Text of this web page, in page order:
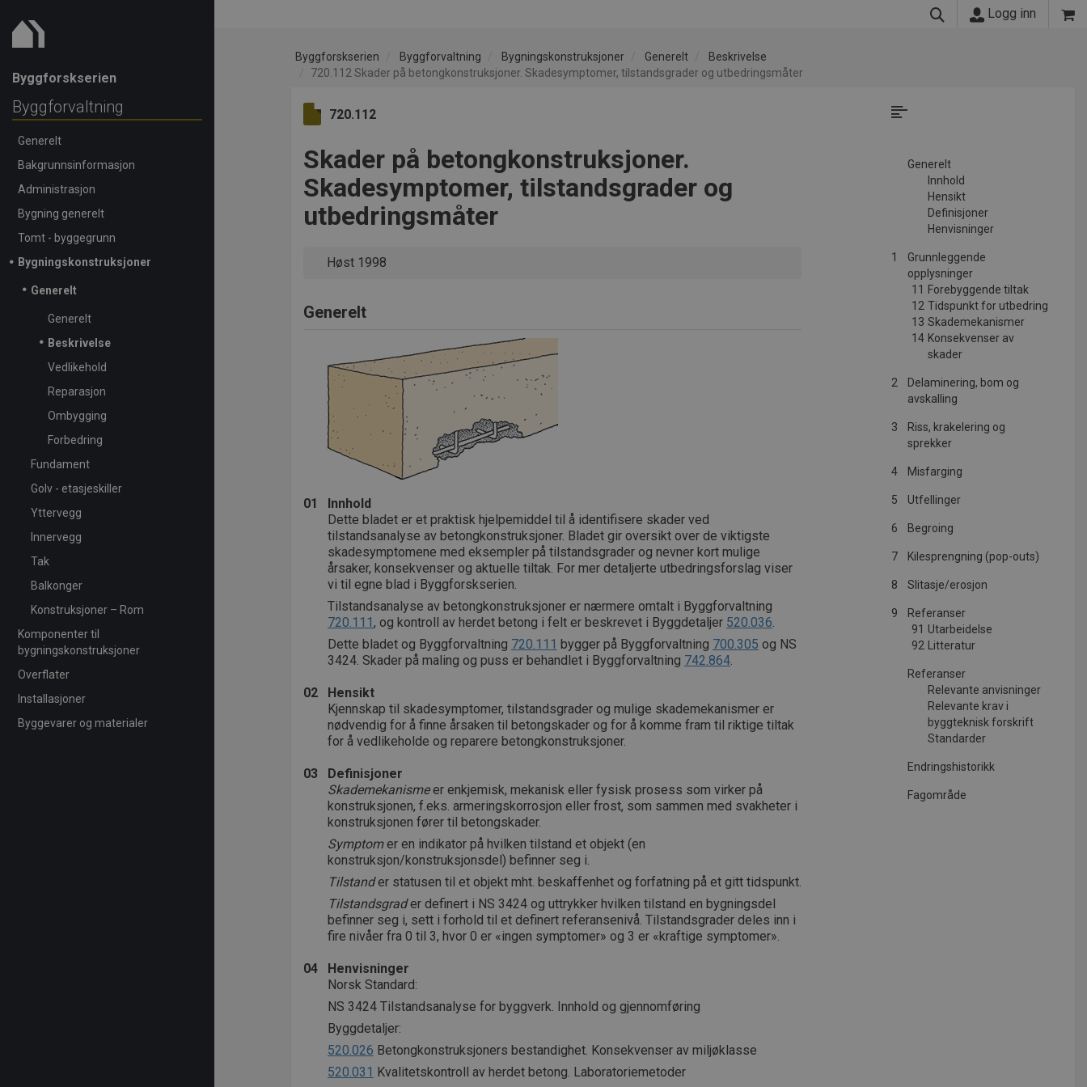
Byggforskserien
Byggforvaltning
Generelt
Bakgrunnsinformasjon
Administrasjon
Bygning generelt
Tomt - byggegrunn
Bygningskonstruksjoner
Generelt
Generelt
Beskrivelse
Vedlikehold
Reparasjon
Ombygging
Forbedring
Fundament
Golv - etasjeskiller
Yttervegg
Innervegg
Tak
Balkonger
Konstruksjoner – Rom
Komponenter til
bygningskonstruksjoner
Overflater
Installasjoner
Byggevarer og materialer
Logg inn
Byggforskserien Byggforvaltning Bygningskonstruksjoner Generelt
Beskrivelse
720.112 Skader på betongkonstruksjoner. Skadesymptomer, tilstandsgrader og utbedringsmåter
720.112
Skader på betongkonstruksjoner.
Skadesymptomer, tilstandsgrader og
utbedringsmåter
Høst 1998
Generelt
01
Innhold
Dette bladet er et praktisk hjelpemiddel til å identifisere skader ved
tilstandsanalyse av betongkonstruksjoner. Bladet gir oversikt over de viktigste
skadesymptomene med eksempler på tilstandsgrader og nevner kort mulige
årsaker, konsekvenser og aktuelle tiltak. For mer detaljerte utbedringsforslag viser
vi til egne blad i Byggforskserien.
Tilstandsanalyse av betongkonstruksjoner er nærmere omtalt i Byggforvaltning
720.111, og kontroll av herdet betong i felt er beskrevet i Byggdetaljer 520.036.
Dette bladet og Byggforvaltning 720.111 bygger på Byggforvaltning 700.305 og NS
3424. Skader på maling og puss er behandlet i Byggforvaltning 742.864.
02
Hensikt
Kjennskap til skadesymptomer, tilstandsgrader og mulige skademekanismer er
nødvendig for å finne årsaken til betongskader og for å komme fram til riktige tiltak
for å vedlikeholde og reparere betongkonstruksjoner.
03
Definisjoner
Skademekanismeer enkjemisk, mekanisk eller fysisk prosess som virker på
konstruksjonen, f.eks. armeringskorrosjon eller frost, som sammen med svakheter i
konstruksjonen fører til betongskader.
Symptomer en indikator på hvilken tilstand et objekt (en
konstruksjon/konstruksjonsdel) befinner seg i.
Tilstander statusen til et objekt mht. beskaffenhet og forfatning på et gitt tidspunkt.
Tilstandsgrader definert i NS 3424 og uttrykker hvilken tilstand en bygningsdel
befinner seg i, sett i forhold til et definert referansenivå. Tilstandsgrader deles inn i
fire nivåer fra 0 til 3, hvor 0 er «ingen symptomer» og 3 er «kraftige symptomer».
04
Henvisninger
Norsk Standard:
NS 3424 Tilstandsanalyse for byggverk. Innhold og gjennomføring
Byggdetaljer:
520.026 Betongkonstruksjoners bestandighet. Konsekvenser av miljøklasse
520.031 Kvalitetskontroll av herdet betong. Laboratoriemetoder
Generelt
Innhold
Hensikt
Definisjoner
Henvisninger
1
Grunnleggende
opplysninger
11
Forebyggende tiltak
12 Tidspunkt for utbedring
13 Skademekanismer
14 Konsekvenser av
skader
2
Delaminering, bom og
avskalling
3
Riss, krakelering og
sprekker
4 Misfarging
5 Utfellinger
6 Begroing
7 Kilesprengning (pop-outs)
8 Slitasje/erosjon
9
Referanser
91 Utarbeidelse
92 Litteratur
Referanser
Relevante anvisninger
Relevante krav i
byggteknisk forskrift
Standarder
Endringshistorikk
Fagområde